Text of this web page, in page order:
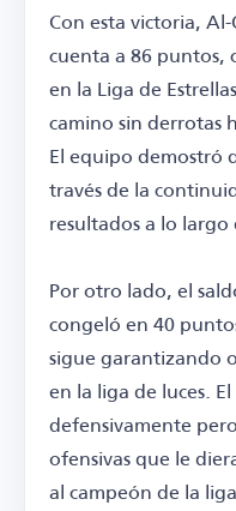
Con esta victoria,
cuenta a 86 puntos,
en la Liga de
camino sin derrotas
El equipo demostró
través de la
resultados a lo
Por otro lado, el
congeló en 40
sigue garantizando
en la liga de luces.
defensivamente
ofensivas que le
al campeón de la